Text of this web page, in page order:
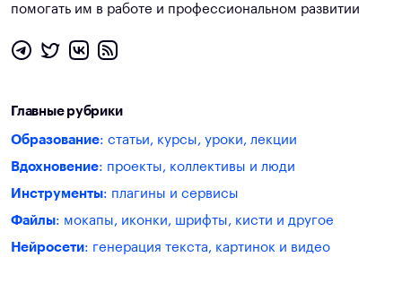
помогать им в работе и профессиональном развитии
Главные рубрики
Образование: статьи, курсы, уроки, лекции
Вдохновение: проекты, коллективы и люди
Инструменты: плагины и сервисы
Файлы: мокапы, иконки, шрифты, кисти и другое
Нейросети: генерация текста, картинок и видео